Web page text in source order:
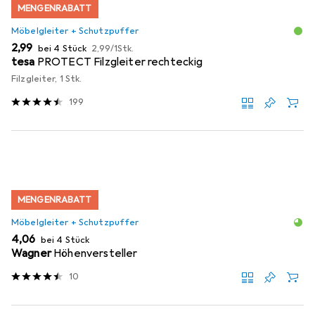
MENGENRABATT
Möbelgleiter + Schutzpuffer
EUR
2,99 bei 4 Stück EUR
2,99/1Stk.
tesa PROTECT Filzgleiter rechteckig
Filzgleiter, 1 Stk.
199
MENGENRABATT
Möbelgleiter + Schutzpuffer
EUR
4,06 bei 4 Stück
Wagner Höhenversteller
10